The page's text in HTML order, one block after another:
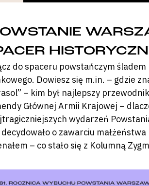
do spaceru powstańczym
Dowiesz się m.in. – gdzie
– kim był najlepszy
Głównej Armii Krajowej –
wydarzeń
decydowało o zawarciu
– co stało się z Kolumną